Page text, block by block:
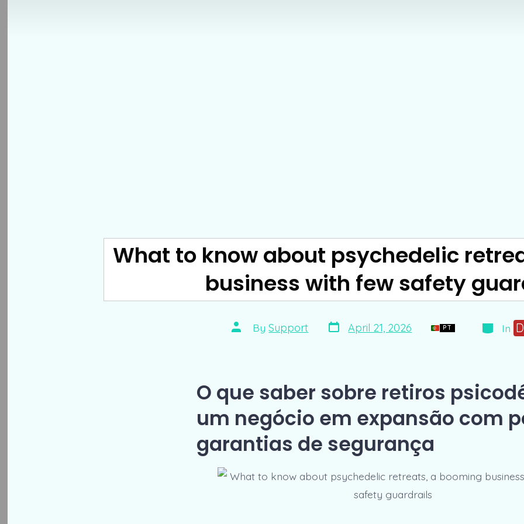
What to know about psychedelic
business with few safety
Post
author
BySupport Post
date
April 21, 2026 PT In
O que saber sobre retiros
um negócio em expansão com
garantias de segurança